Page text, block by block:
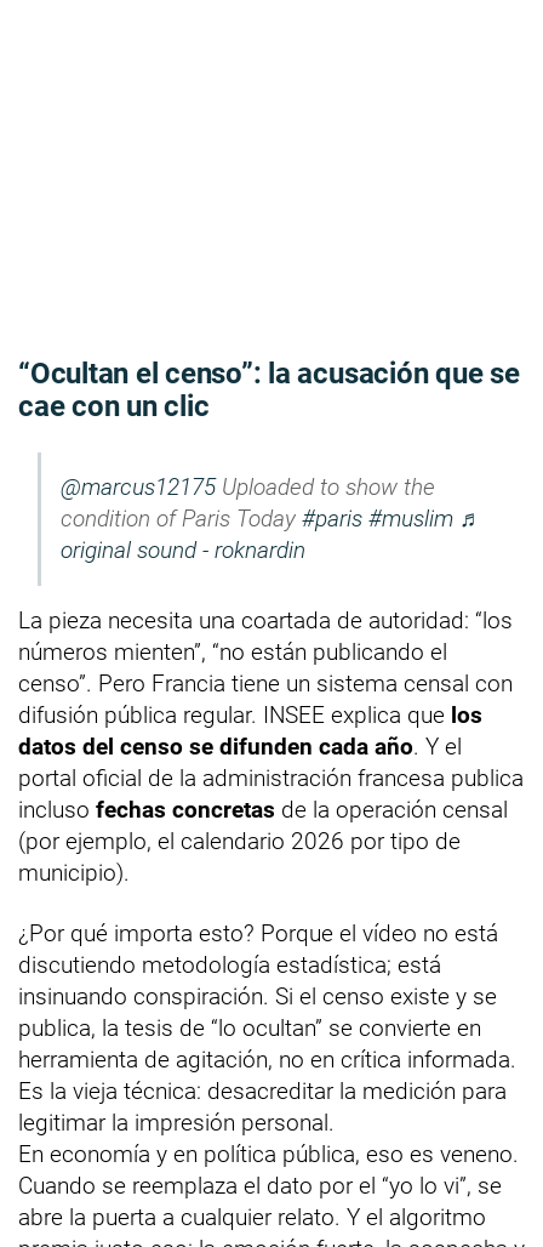
“Ocultan el censo”: la acusación que se
cae con un clic
@marcus12175Uploaded to show the
condition of Paris Today #paris #muslim ♬
original sound - roknardin
La pieza necesita una coartada de autoridad: “los
números mienten”, “no están publicando el
censo”. Pero Francia tiene un sistema censal con
difusión pública regular. INSEE explica que los
datos del censo se difunden cada año. Y el
portal oficial de la administración francesa publica
incluso fechas concretas de la operación censal
(por ejemplo, el calendario 2026 por tipo de
municipio).
¿Por qué importa esto? Porque el vídeo no está
discutiendo metodología estadística; está
insinuando conspiración. Si el censo existe y se
publica, la tesis de “lo ocultan” se convierte en
herramienta de agitación, no en crítica informada.
Es la vieja técnica: desacreditar la medición para
legitimar la impresión personal.
En economía y en política pública, eso es veneno.
Cuando se reemplaza el dato por el “yo lo vi”, se
abre la puerta a cualquier relato. Y el algoritmo